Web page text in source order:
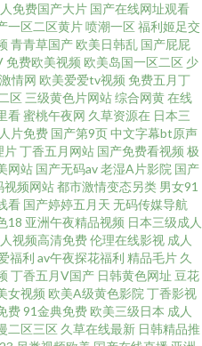
天天日夜夜干 99国产美 久久婷婷热
索 精品一区二区蜜桃 手机看片久免
新免费二区 中文乱码高清字幕在线
抢先看 国产亚洲中文字幕在线 日本
页15 美国另类69 午夜性爱 扒开两腿
爱草草草 今天免费高清在线观看 天
级另类激情 91精品国产豆花 国产在
精品国产 国产无乱码手机在线 日韩免
免费国产大片 国产在线网址观看
一区二区黄片喷潮一区 福利姬足交
青青草国产 欧美日韩乱 国产屁屁
免费欧美视频 欧美岛国一区二区 少
情网 欧美爱爱tv视频 免费五月丁
区 三级黄色片网站综合网黄在线
看蜜桃午夜网 久草资源在 日本三
片免费 国产第9页中文字幕bt原声
片丁香五月网站 国产免费看视频 极
网站 国产无码av老湿A片影院 国产
视频网站都市激情变态另类 男女91
看 国产婷婷五月天 无码传媒导航
18 亚洲午夜精品视频 日本三级成人
视频高清免费伦理在线影视 成人
福利 av午夜探花福利 精品毛片 久
丁香五月V国产 日韩黄色网址 豆花
女视频 欧美A级黄色影院 丁香影视
费91金典免费 欧美三级日本 成人
二区三区 久草在线最新 日韩精品推